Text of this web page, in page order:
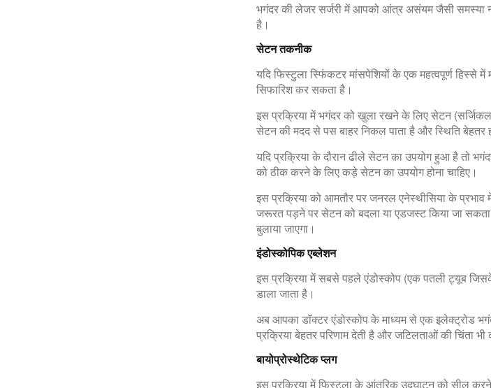
भगंदर की लेजर सर्जरी में आपको आंत्र असंयम जैसी समस्या
है।
सेटन तकनीक
यदि फिस्टुला स्फिंकटर मांसपेशियों के एक महत्वपूर्ण हिस्से
सिफारिश कर सकता है।
इस प्रक्रिया में भगंदर को खुला रखने के लिए सेटन
सेटन की मदद से पस बाहर निकल पाता है और स्थिति बेहतर
यदि प्रक्रिया के दौरान ढीले सेटन का उपयोग हुआ है तो
को ठीक करने के लिए कड़े सेटन का उपयोग होना चाहिए।
इस प्रक्रिया को आमतौर पर जनरल एनेस्थीसिया के प्रभाव
जरूरत पड़ने पर सेटन को बदला या एडजस्ट किया जा
बुलाया जाएगा।
इंडोस्कोपिक एब्लेशन
इस प्रक्रिया में सबसे पहले एंडोस्कोप (एक पतली ट्यूब
डाला जाता है।
अब आपका डॉक्टर एंडोस्कोप के माध्यम से एक इलेक्ट्रोड
प्रक्रिया बेहतर परिणाम देती है और जटिलताओं की चिंता भी
बायोप्रोस्थेटिक प्लग
इस प्रक्रिया में फिस्टुला के आंतरिक उद्घाटन को सील